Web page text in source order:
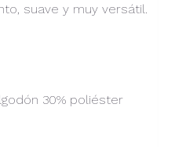
suave y muy versátil.
30% poliéster